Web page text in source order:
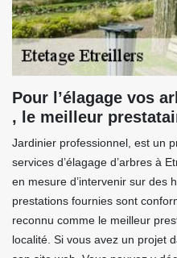
Pour l’élagage vos
, le meilleur
Jardinier professionnel, est un
services d’élagage d’arbres à
en mesure d’intervenir sur des
prestations fournies sont
reconnu comme le meilleur
localité. Si vous avez un projet